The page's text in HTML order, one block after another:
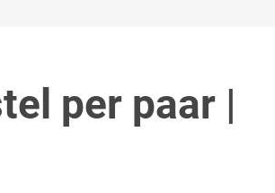
per paar |